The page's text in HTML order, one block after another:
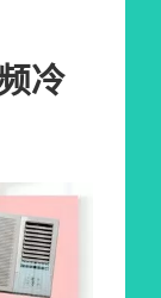
冷